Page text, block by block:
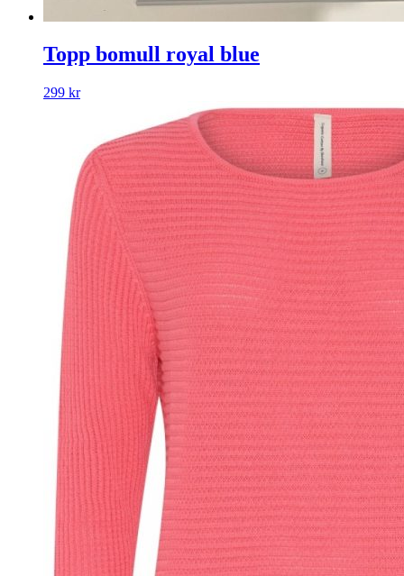
Topp bomull royal blue
299 kr